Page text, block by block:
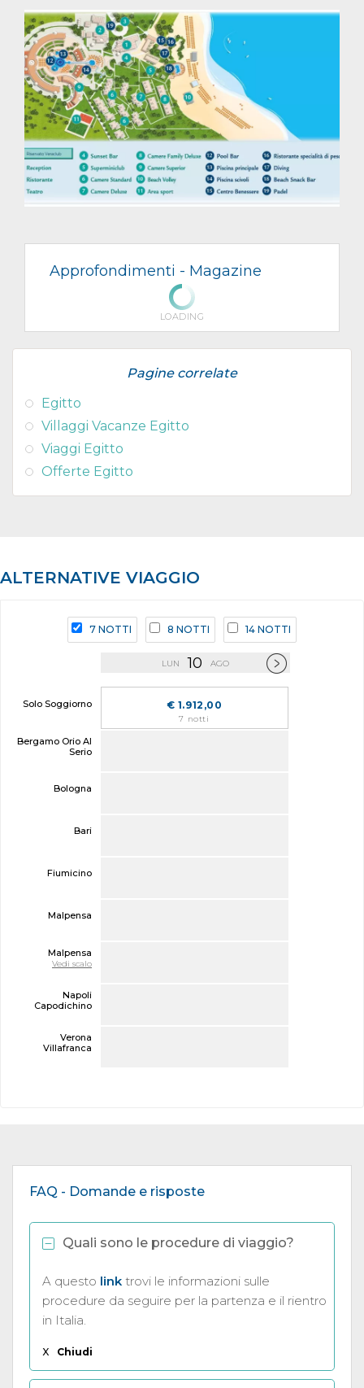
Approfondimenti - Magazine
LOADING
Pagine correlate
Egitto
Villaggi Vacanze Egitto
Viaggi Egitto
Offerte Egitto
ALTERNATIVE VIAGGIO
7 NOTTI 8 NOTTI 14 NOTTI
LUN 10 AGO
€ 1.912,00
7 notti
Solo Soggiorno
Bergamo Orio Al
Serio
Bologna
Bari
Fiumicino
Malpensa
Malpensa
Vedi scalo
Napoli
Capodichino
Verona
Villafranca
FAQ - Domande e risposte
Quali sono le procedure di viaggio?
A questo link trovi le informazioni sulle
procedure da seguire per la partenza e il rientro
in Italia.
X Chiudi